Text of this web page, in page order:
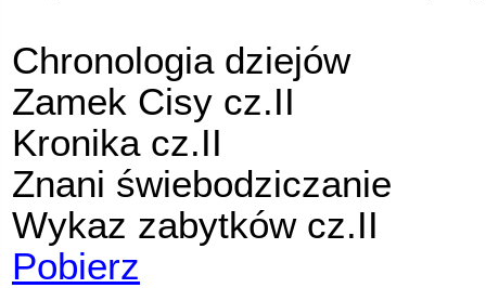
Chronologia dziejów
Zamek Cisy cz.II
Kronika cz.II
Znani świebodziczanie
Wykaz zabytków cz.II
Pobierz